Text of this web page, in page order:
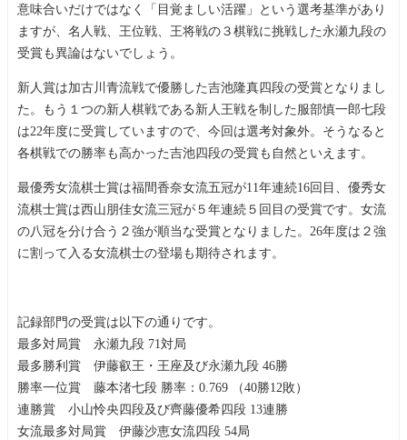
意味合いだけではなく「目覚ましい活躍」という選考基準があり
ますが、名人戦、王位戦、王将戦の３棋戦に挑戦した永瀬九段の
受賞も異論はないでしょう。
新人賞は加古川青流戦で優勝した吉池隆真四段の受賞となりまし
た。もう１つの新人棋戦である新人王戦を制した服部慎一郎七段
は22年度に受賞していますので、今回は選考対象外。そうなると
各棋戦での勝率も高かった吉池四段の受賞も自然といえます。
最優秀女流棋士賞は福間香奈女流五冠が11年連続16回目、優秀女
流棋士賞は西山朋佳女流三冠が５年連続５回目の受賞です。女流
の八冠を分け合う２強が順当な受賞となりました。26年度は２強
に割って入る女流棋士の登場も期待されます。
記録部門の受賞は以下の通りです。
最多対局賞 永瀬九段 71対局
最多勝利賞 伊藤叡王・王座及び永瀬九段 46勝
勝率一位賞 藤本渚七段 勝率：0.769 （40勝12敗）
連勝賞 小山怜央四段及び齊藤優希四段 13連勝
女流最多対局賞 伊藤沙恵女流四段 54局